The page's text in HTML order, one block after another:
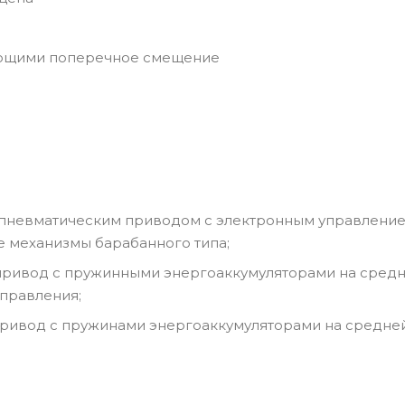
поперечное смещение
приводом c электронным
барабанного типа;
с пружинными энергоаккумуляторами на
с пружинами энергоаккумуляторами на